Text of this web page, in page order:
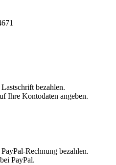
bezahlen.
Ihre Kontodaten angeben.
Rechnung bezahlen.
PayPal.